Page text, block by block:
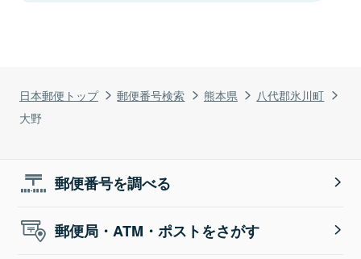
日本郵便トップ 郵便番号検索 熊本県
八代郡氷川町
大野
郵便番号を調べる
郵便局・ATM・ポストをさがす